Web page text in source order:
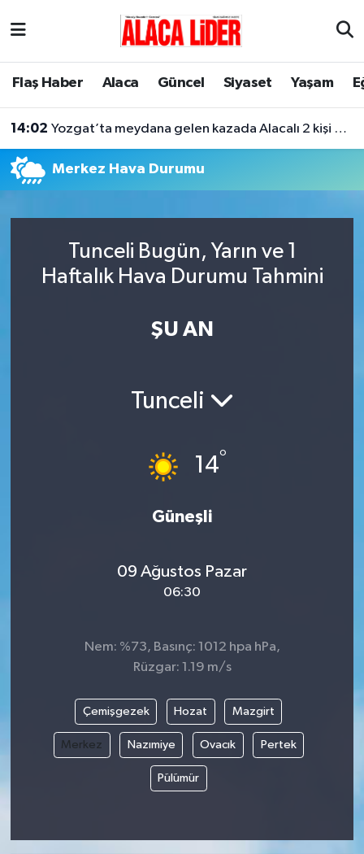
Flaş Haber Alaca Güncel Siyaset Yaşam
14:02 Yozgat’ta meydana gelen kazada Alacalı 2 kişi hayatını kaybetti
Merkez Hava Durumu
Tunceli Bugün, Yarın ve 1
Haftalık Hava Durumu Tahmini
ŞU AN
Tunceli
14°
Güneşli
09 Ağustos Pazar
06:30
Nem: %73, Basınç: 1012 hpa hPa,
Rüzgar: 1.19 m/s
Çemişgezek Hozat Mazgirt
Merkez Nazımiye Ovacık Pertek
Pülümür
Çorum Nöbetçi Eczaneler
Tüm Manşetler